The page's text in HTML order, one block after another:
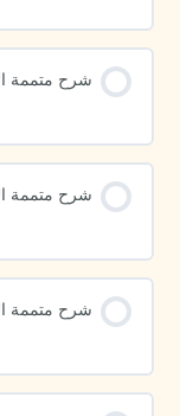
شرح متممة
شرح متممة
شرح متممة